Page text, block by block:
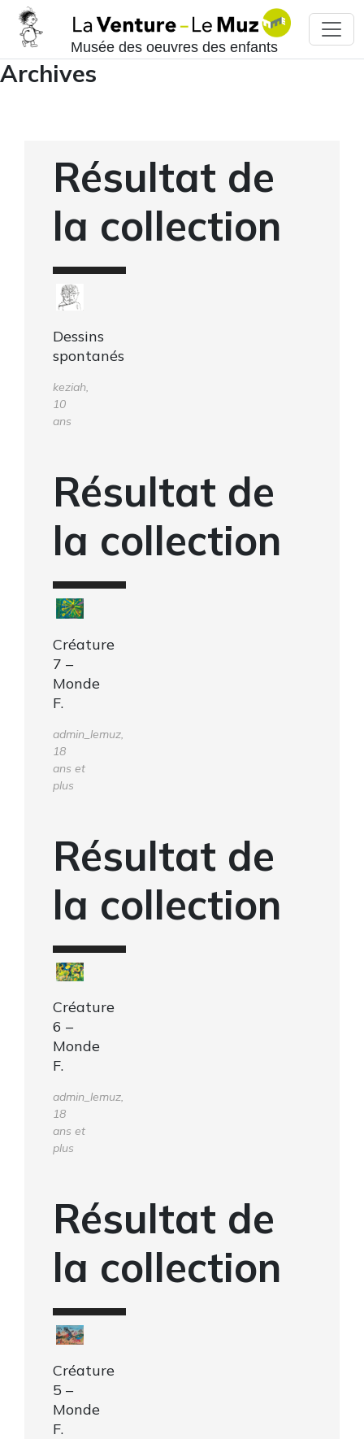
Musée des oeuvres des enfants
Archives
Résultat de
la collection
Dessins
spontanés
keziah,
10
ans
Résultat de
la collection
Créature
7 –
Monde
F.
admin_lemuz,
18
ans et
plus
Résultat de
la collection
Créature
6 –
Monde
F.
admin_lemuz,
18
ans et
plus
Résultat de
la collection
Créature
5 –
Monde
F.